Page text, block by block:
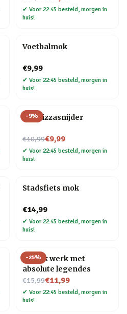
✔ Voor 22:45 besteld, morgen in
huis!
Voetbalmok
€9,99
✔ Voor 22:45 besteld, morgen in
huis!
-9%
Kat Pizzasnijder
€10,99
Nu voor€9,99
✔ Voor 22:45 besteld, morgen in
huis!
Stadsfiets mok
€14,99
✔ Voor 22:45 besteld, morgen in
huis!
-25%
Mok Ik werk met
absolute legendes
€15,99
Nu voor€11,99
✔ Voor 22:45 besteld, morgen in
huis!